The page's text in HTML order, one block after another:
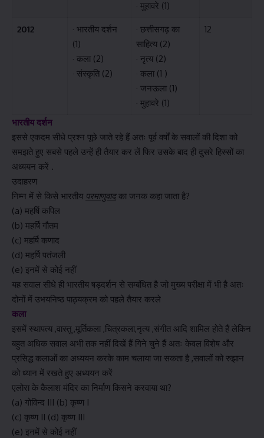
· मुहावरे (1)
2012
· भारतीय दर्शन
(1)
· कला (2)
· संस्कृति (2)
· छत्तीसगढ़ का
साहित्य (2)
· नृत्य (2)
· कला (1 )
· जनऊला (1)
· मुहावरे (1)
12
भारतीय दर्शन
इससे एकदम सीधे प्रश्न पूछे जाते रहे हैं अतः पूर्व वर्षों के सवालों की दिशा को
समझते हुए सबसे पहले उन्हें ही तैयार कर लें फिर उसके बाद ही दुसरे हिस्सों का
अध्ययन करें .
उदाहरण
निम्न में से किसे भारतीय परमाणुवादका जनक कहा जाता है?
(a) महर्षि कपिल
(b) महर्षि गौतम
(c) महर्षि कणाद
(d) महर्षि पतंजली
(e) इनमें से कोई नहीं
यह सवाल सीधे ही भारतीय षड्दर्शन से सम्बंधित है जो मुख्य परीक्षा में भी है अतः
दोनों में उभयनिष्ठ पाठ्यक्रम को पहले तैयार करले
कला
इसमें स्थापत्य ,वास्तु ,मूर्तिकला ,चित्रकला,नृत्य ,संगीत आदि शामिल होते हैं लेकिन
बहुत अधिक सवाल अभी तक नहीं दिखें हैं गिने चुने हैं अतः केवल विशेष और
प्रसिद्ध कलाओं का अध्ययन करके काम चलाया जा सकता है ,सवालों को रुझान
को ध्यान में रखते हुए अध्ययन करें
एलोरा के कैलाश मंदिर का निर्माण किसने करवाया था?
(a) गोविन्द III (b) कृष्ण I
(c) कृष्ण II (d) कृष्ण III
(e) इनमें से कोई नहीं